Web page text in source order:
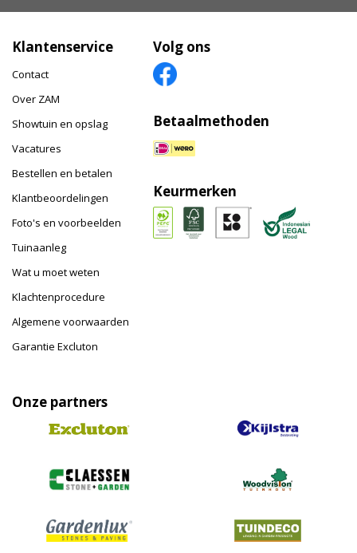
Klantenservice
Contact
Over ZAM
Showtuin en opslag
Vacatures
Bestellen en betalen
Klantbeoordelingen
Foto's en voorbeelden
Tuinaanleg
Wat u moet weten
Klachtenprocedure
Algemene voorwaarden
Garantie Excluton
Volg ons
Betaalmethoden
Keurmerken
Onze partners